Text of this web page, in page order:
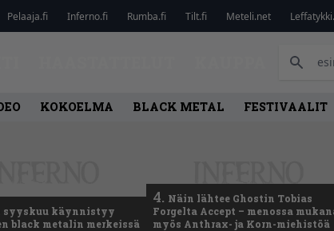
Pelaaja.fi Inferno.fi Rumba.fi Tilt.fi Meteli.net
KOKOELMA BLACK METAL FESTIVAALIT
syyskuu käynnistyy
black metalin merkeissä
4. Näin lähtee Ghostin Tobias
Forgelta Accept – menossa
myös Anthrax- ja Korn-miehistöä